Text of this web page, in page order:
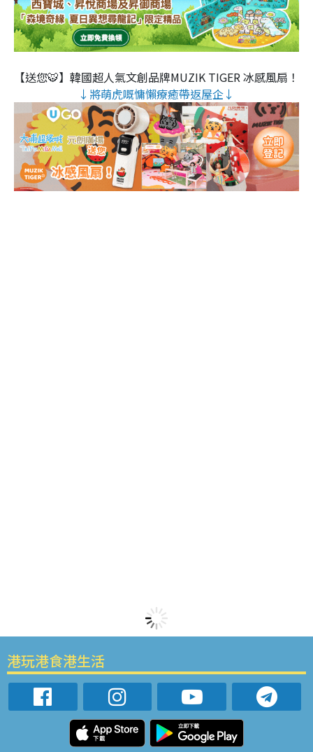
【送您🐯】韓國超人氣文創品牌MUZIK TIGER 冰感風扇！
↓將萌虎嘅慵懶療癒帶返屋企↓
港玩港食港生活